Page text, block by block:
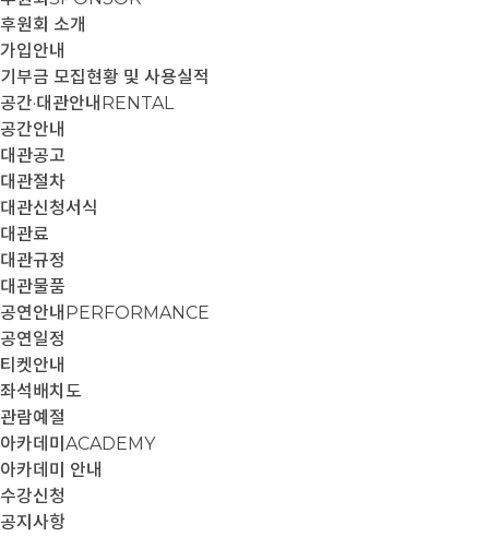
후원회 소개
가입안내
기부금 모집현황 및 사용실적
공간·대관안내 RENTAL
공간안내
대관공고
대관절차
대관신청서식
대관료
대관규정
대관물품
공연안내 PERFORMANCE
공연일정
티켓안내
좌석배치도
관람예절
아카데미 ACADEMY
아카데미 안내
수강신청
공지사항